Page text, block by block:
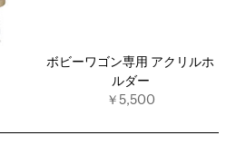
ボビーワゴン専用 アクリルホ
ルダー
￥5,500